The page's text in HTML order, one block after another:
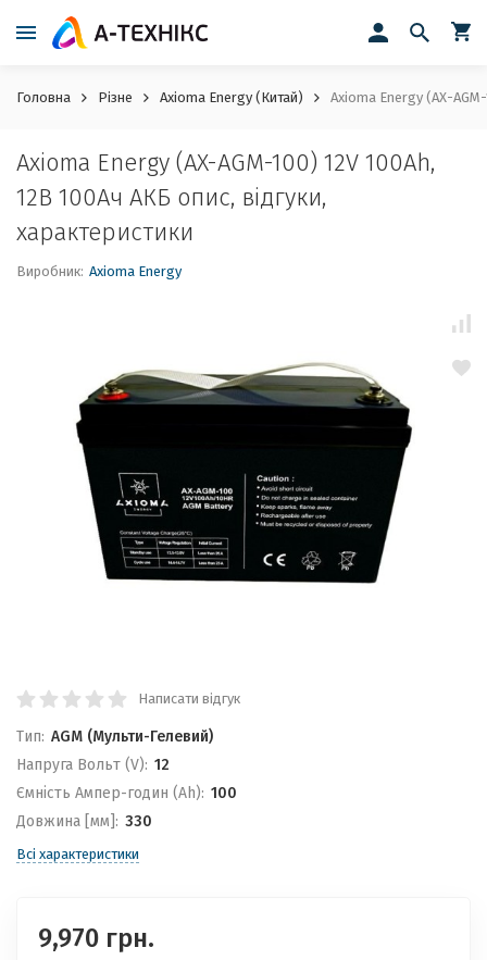
Головна Різне Axioma Energy (Китай) Axioma Energy (AX-
Axioma Energy (AX-AGM-100) 12V 100Ah,
12В 100Ач АКБ опис, відгуки,
характеристики
Виробник: Axioma Energy
Написати відгук
Тип: AGM (Мульти-Гелевий)
Напруга Вольт (V): 12
Ємність Ампер-годин (Ah): 100
Довжина [мм]: 330
Всі характеристики
9,970 грн.